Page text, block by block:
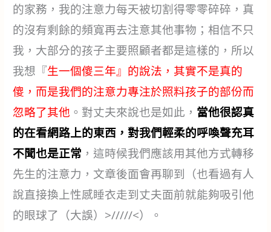
的家務，我的注意力每天被切割得零零碎碎，真
的沒有剩餘的頻寬再去注意其他事物；相信不只
我，大部分的孩子主要照顧者都是這樣的，所以
我想『生一個傻三年』的說法，其實不是真的
傻，而是我們的注意力專注於照料孩子的部份而
忽略了其他 。對丈夫來說也是如此， 當他很認真
的在看網路上的東西，對我們輕柔的呼喚聲充耳
不聞也是正常 ，這時候我們應該用其他方式轉移
先生的注意力，文章後面會再聊到（也看過有人
說直接換上性感睡衣走到丈夫面前就能夠吸引他
的眼球了（大誤）>/////<）。